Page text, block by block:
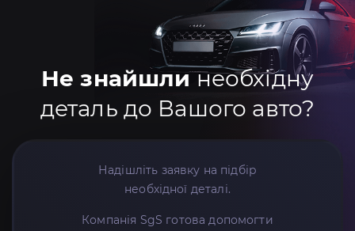
Не знайшлинеобхідну
деталь до Вашого авто?
Надішліть заявку на підбір
необхідної деталі.
Компанія SgS готова допомогти